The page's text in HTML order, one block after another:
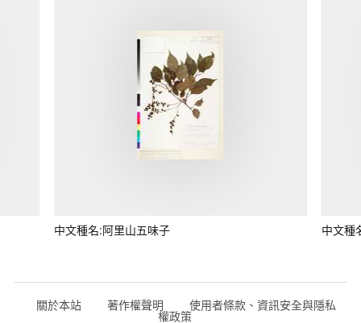
中文種名:阿里山五味子 中文種
關於本站 著作權聲明 使用者條款、資訊安全與隱私
權政策